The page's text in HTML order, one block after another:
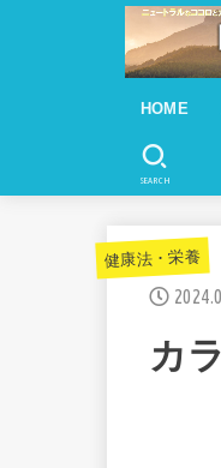
HOME
SEARCH
健康法・栄養
カ